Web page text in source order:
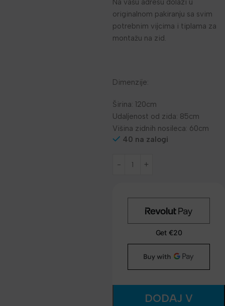
Na vašu adresu dolazi u
originalnom pakiranju sa svim
potrebnim vijcima i tiplama za
montažu na zid.
Dimenzije:
Širina: 120cm
Udaljenost od zida: 85cm
Višina zidnih nosileca: 60cm
40 na zalogi
DODAJ V